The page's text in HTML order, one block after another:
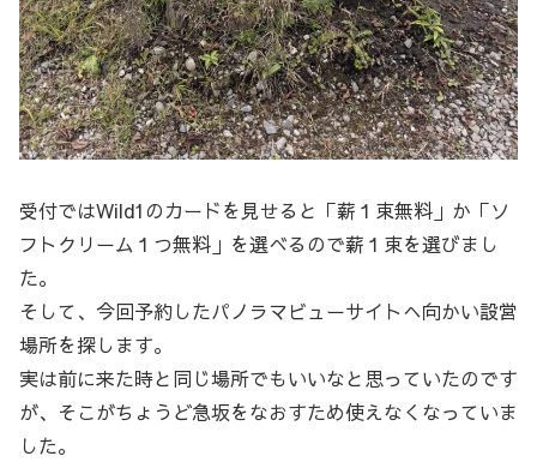
受付ではWild1のカードを見せると「薪１束無料」か「ソ
フトクリーム１つ無料」を選べるので薪１束を選びまし
た。
そして、今回予約したパノラマビューサイトへ向かい設営
場所を探します。
実は前に来た時と同じ場所でもいいなと思っていたのです
が、そこがちょうど急坂をなおすため使えなくなっていま
した。